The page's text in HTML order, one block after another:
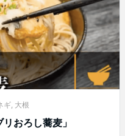
ギ, 大根
おろし蕎麦」